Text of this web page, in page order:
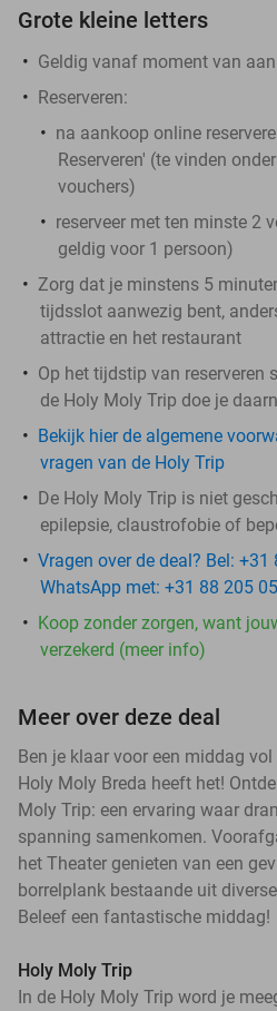
Grote kleine letters
Geldig vanaf moment van
Reserveren:
na aankoop online
Reserveren' (te vinden
vouchers)
reserveer met ten minste 2
geldig voor 1 persoon)
Zorg dat je minstens 5
tijdsslot aanwezig bent,
attractie en het restaurant
Op het tijdstip van reserveren
de Holy Moly Trip doe je
Bekijk hier de algemene
vragen van de Holy Trip
De Holy Moly Trip is niet
epilepsie, claustrofobie of
Vragen over de deal? Bel:
WhatsApp met: +31 88 205
Koop zonder zorgen, want
verzekerd (meer info)
Meer over deze deal
Ben je klaar voor een middag
Holy Moly Breda heeft het!
Moly Trip: een ervaring waar
spanning samenkomen.
het Theater genieten van een
borrelplank bestaande uit
Beleef een fantastische middag!
Holy Moly Trip
In de Holy Moly Trip word je